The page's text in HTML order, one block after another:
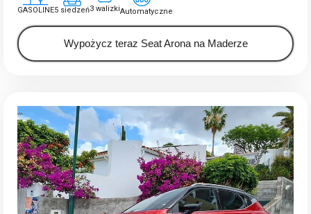
GASOLINE5 siedzeń3 walizkiAutomatyczne
Wypożycz teraz Seat Arona na Maderze